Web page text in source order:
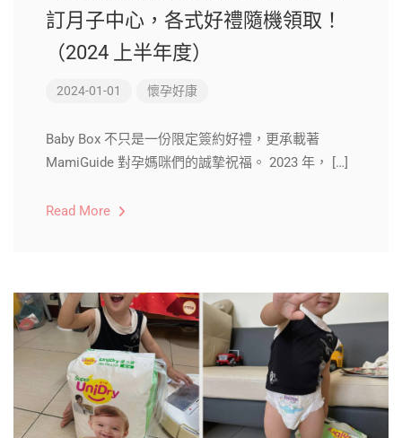
訂月子中心，各式好禮隨機領取！
（2024 上半年度）
2024-01-01 懷孕好康
Baby Box 不只是一份限定簽約好禮，更承載著
MamiGuide 對孕媽咪們的誠摯祝福。 2023 年， […]
Read More